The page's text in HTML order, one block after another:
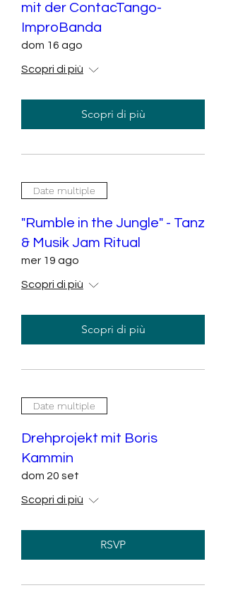
mit der ContacTango-
ImproBanda
dom 16 ago
Scopri di più
Scopri di più
Date multiple
"Rumble in the Jungle" - Tanz
& Musik Jam Ritual
mer 19 ago
Scopri di più
Scopri di più
Date multiple
Drehprojekt mit Boris
Kammin
dom 20 set
Scopri di più
RSVP